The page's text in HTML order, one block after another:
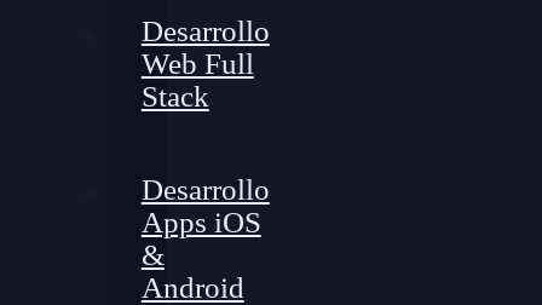
Desarrollo
Web Full
Stack
Desarrollo
Apps iOS
&
Android